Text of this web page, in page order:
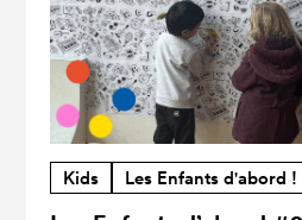
Kids Les Enfants d'abord !